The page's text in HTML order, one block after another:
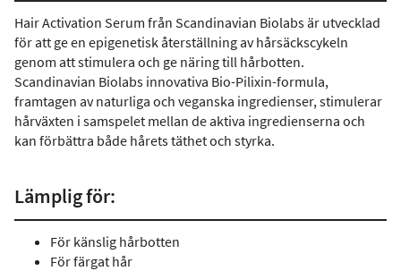
Hair Activation Serum från Scandinavian Biolabs är utvecklad
för att ge en epigenetisk återställning av hårsäckscykeln
genom att stimulera och ge näring till hårbotten.
Scandinavian Biolabs innovativa Bio-Pilixin-formula,
framtagen av naturliga och veganska ingredienser, stimulerar
hårväxten i samspelet mellan de aktiva ingredienserna och
kan förbättra både hårets täthet och styrka.
Lämplig för:
För känslig hårbotten
För färgat hår